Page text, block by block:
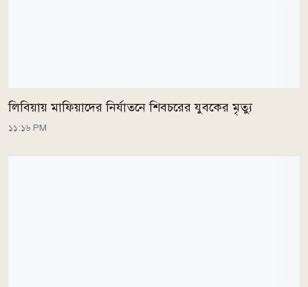
লিবিয়ায় মাফিয়াদের নির্যাতনে শিবচরের যুবকের মৃত্যু
১১:১৬ PM